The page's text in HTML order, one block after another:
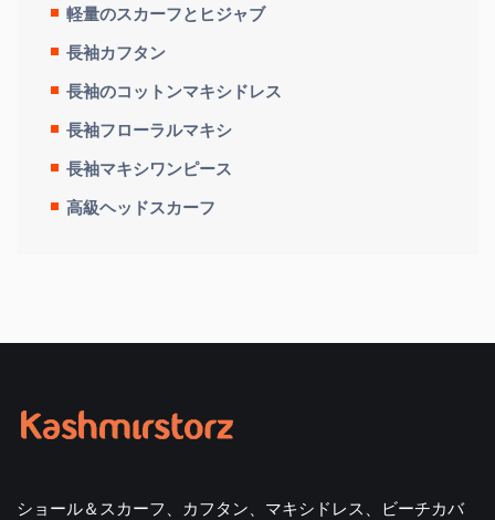
軽量のスカーフとヒジャブ
長袖カフタン
長袖のコットンマキシドレス
長袖フローラルマキシ
長袖マキシワンピース
高級ヘッドスカーフ
ショール＆スカーフ、カフタン、マキシドレス、ビーチカバ